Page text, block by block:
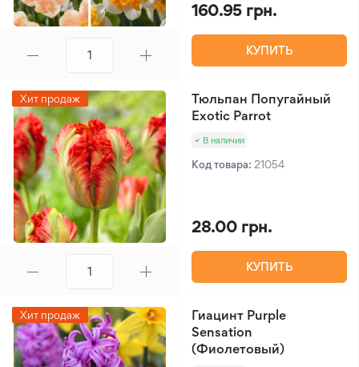
160.95 грн.
КУПИТЬ
Хит продаж
Тюльпан Попугайный
Exotic Parrot
В наличии
Код товара: 21054
28.00 грн.
КУПИТЬ
Хит продаж
Гиацинт Purple
Sensation
(Фиолетовый)